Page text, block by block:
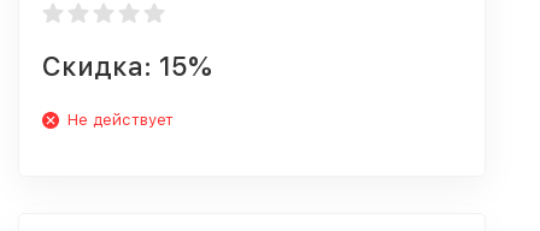
Скидка: 15%
Не действует